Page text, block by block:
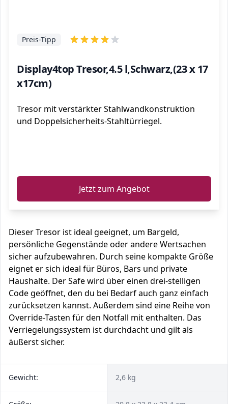
Display4top Tresor,4.5 l,Schwarz,(23 x 17
x17cm)
Preis-Tipp
Tresor mit verstärkter Stahlwandkonstruktion
und Doppelsicherheits-Stahltürriegel.
Jetzt zum Angebot
Dieser Tresor ist ideal geeignet, um Bargeld,
persönliche Gegenstände oder andere Wertsachen
sicher aufzubewahren. Durch seine kompakte Größe
eignet er sich ideal für Büros, Bars und private
Haushalte. Der Safe wird über einen drei-stelligen
Code geöffnet, den du bei Bedarf auch ganz einfach
zurücksetzen kannst. Außerdem sind eine Reihe von
Override-Tasten für den Notfall mit enthalten. Das
Verriegelungssystem ist durchdacht und gilt als
äußerst sicher.
Gewicht: 2,6 kg